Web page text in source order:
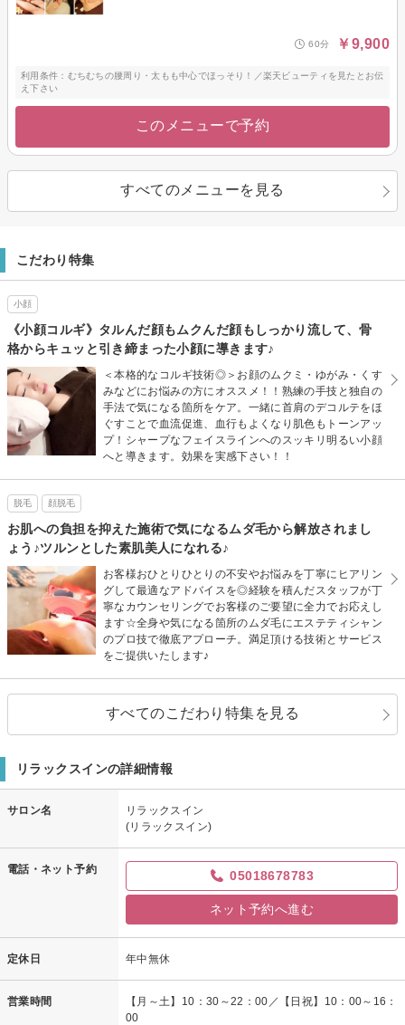
60分 ￥9,900
利用条件：むちむちの腰周り・太もも中心でほっそり！／楽天ビューティを見たとお伝
え下さい
このメニューで予約
すべてのメニューを見る
こだわり特集
小顔
《小顔コルギ》タルんだ顔もムクんだ顔もしっかり流して、骨
格からキュッと引き締まった小顔に導きます♪
＜本格的なコルギ技術◎＞お顔のムクミ・ゆがみ・くす
みなどにお悩みの方にオススメ！！熟練の手技と独自の
手法で気になる箇所をケア。一緒に首肩のデコルテをほ
ぐすことで血流促進、血行もよくなり肌色もトーンアッ
プ！シャープなフェイスラインへのスッキリ明るい小顔
へと導きます。効果を実感下さい！！
脱毛 顔脱毛
お肌への負担を抑えた施術で気になるムダ毛から解放されまし
ょう♪ツルンとした素肌美人になれる♪
お客様おひとりひとりの不安やお悩みを丁寧にヒアリン
グして最適なアドバイスを◎経験を積んだスタッフが丁
寧なカウンセリングでお客様のご要望に全力でお応えし
ます☆全身や気になる箇所のムダ毛にエステティシャン
のプロ技で徹底アプローチ。満足頂ける技術とサービス
をご提供いたします♪
すべてのこだわり特集を見る
リラックスインの詳細情報
サロン名
リラックスイン
(リラックスイン)
電話・ネット予約 05018678783
ネット予約へ進む
定休日 年中無休
営業時間
【月～土】10：30～22：00／【日祝】10：00～16：
00